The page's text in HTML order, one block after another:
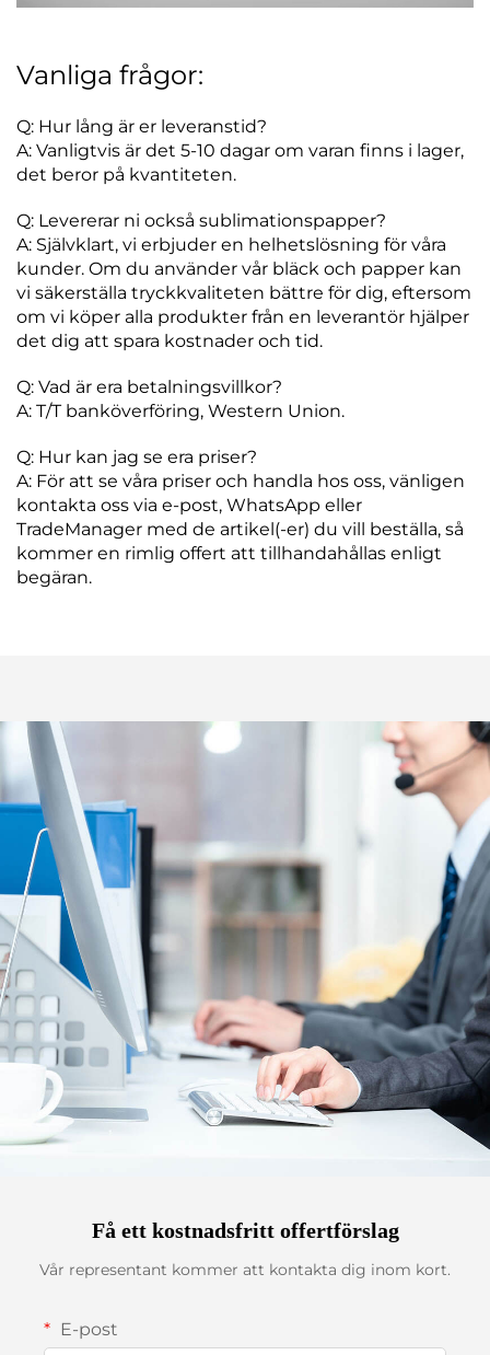
Vanliga frågor:
Q: Hur lång är er leveranstid?
A: Vanligtvis är det 5-10 dagar om varan finns i lager,
det beror på kvantiteten.
Q: Levererar ni också sublimationspapper?
A: Självklart, vi erbjuder en helhetslösning för våra
kunder. Om du använder vår bläck och papper kan
vi säkerställa tryckkvaliteten bättre för dig, eftersom
om vi köper alla produkter från en leverantör hjälper
det dig att spara kostnader och tid.
Q: Vad är era betalningsvillkor?
A: T/T banköverföring, Western Union.
Q: Hur kan jag se era priser?
A: För att se våra priser och handla hos oss, vänligen
kontakta oss via e-post, WhatsApp eller
TradeManager med de artikel(-er) du vill beställa, så
kommer en rimlig offert att tillhandahållas enligt
begäran.
Få ett kostnadsfritt offertförslag
Vår representant kommer att kontakta dig inom kort.
E-post